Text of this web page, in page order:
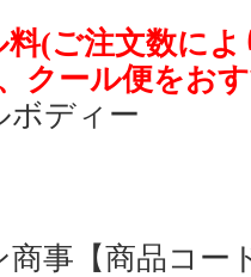
料(ご注文数によ
クール便をお
ボディー
商事【商品コー